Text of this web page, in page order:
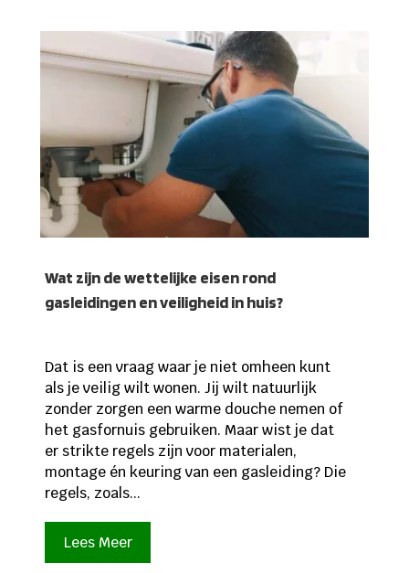
Wat zijn de wettelijke eisen rond
gasleidingen en veiligheid in huis?
Dat is een vraag waar je niet omheen kunt
als je veilig wilt wonen. Jij wilt natuurlijk
zonder zorgen een warme douche nemen of
het gasfornuis gebruiken. Maar wist je dat
er strikte regels zijn voor materialen,
montage én keuring van een gasleiding? Die
regels, zoals...
Lees Meer